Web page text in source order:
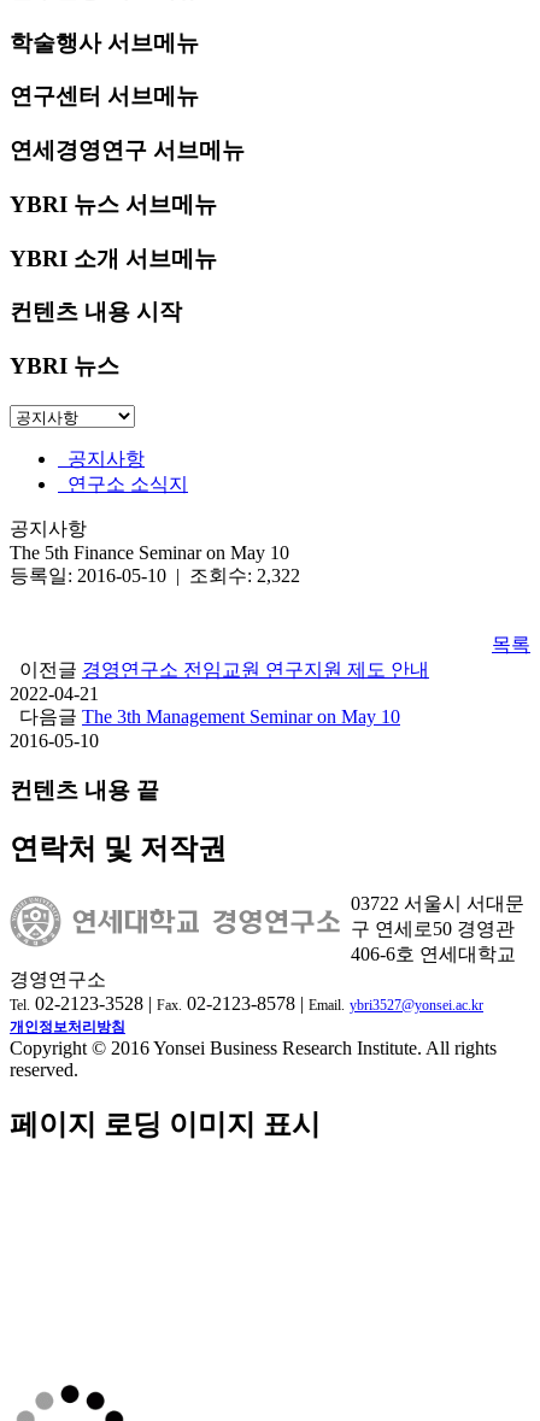
학술행사 서브메뉴
연구센터 서브메뉴
연세경영연구 서브메뉴
YBRI 뉴스 서브메뉴
YBRI 소개 서브메뉴
컨텐츠 내용 시작
YBRI 뉴스
공지사항
연구소 소식지
공지사항
The 5th Finance Seminar on May 10
등록일: 2016-05-10 | 조회수: 2,322
목록
이전글 경영연구소 전임교원 연구지원 제도 안내
2022-04-21
다음글 The 3th Management Seminar on May 10
2016-05-10
컨텐츠 내용 끝
연락처 및 저작권
03722 서울시 서대문
구 연세로50 경영관
406-6호 연세대학교
경영연구소
Tel. 02-2123-3528 | Fax. 02-2123-8578 | Email. ybri3527@yonsei.ac.kr
개인정보처리방침
Copyright © 2016 Yonsei Business Research Institute. All rights
reserved.
페이지 로딩 이미지 표시